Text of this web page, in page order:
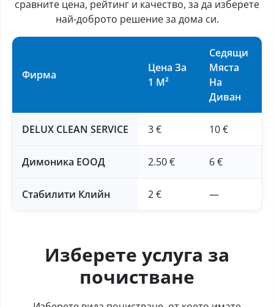
сравните цена, рейтинг и качество, за да изберете
най-доброто решение за дома си.
Фирма
Цена За
1 М²
Седящи
Мяста
На
Диван
DELUX CLEAN SERVICE 3 € 10 €
Димоника ЕООД 2.50 € 6 €
Стабилити Клийн 2 € —
Изберете услуга за
почистване